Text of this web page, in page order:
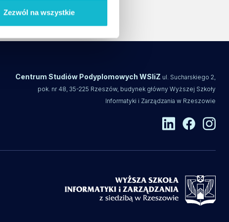
Zezwól na wszystkie
Centrum Studiów Podyplomowych WSIiZ ul. Sucharskiego 2,
pok. nr 48, 35-225 Rzeszów, budynek główny Wyższej Szkoły
Informatyki i Zarządzania w Rzeszowie